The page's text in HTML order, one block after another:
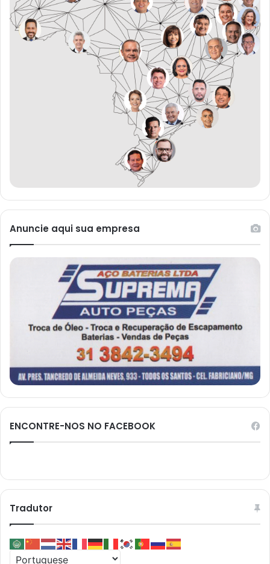
Anuncie aqui sua empresa
ENCONTRE-NOS NO FACEBOOK
Tradutor